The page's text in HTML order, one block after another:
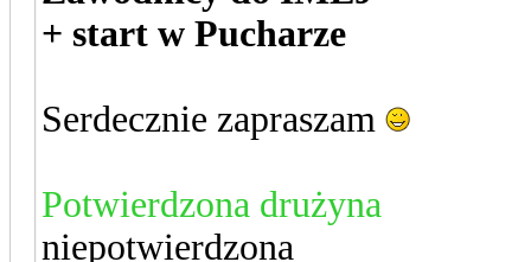
+ start w Pucharze
Serdecznie zapraszam
Potwierdzona drużyna
niepotwierdzona